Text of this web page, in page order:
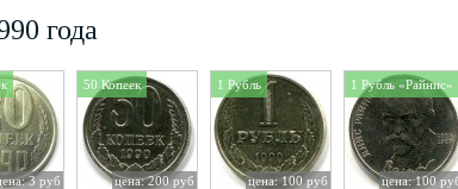
года
3 руб
50 Копеек
цена: 200 руб
1 Рубль
цена: 100 руб
1 Рубль «Райнис»
цена: 100